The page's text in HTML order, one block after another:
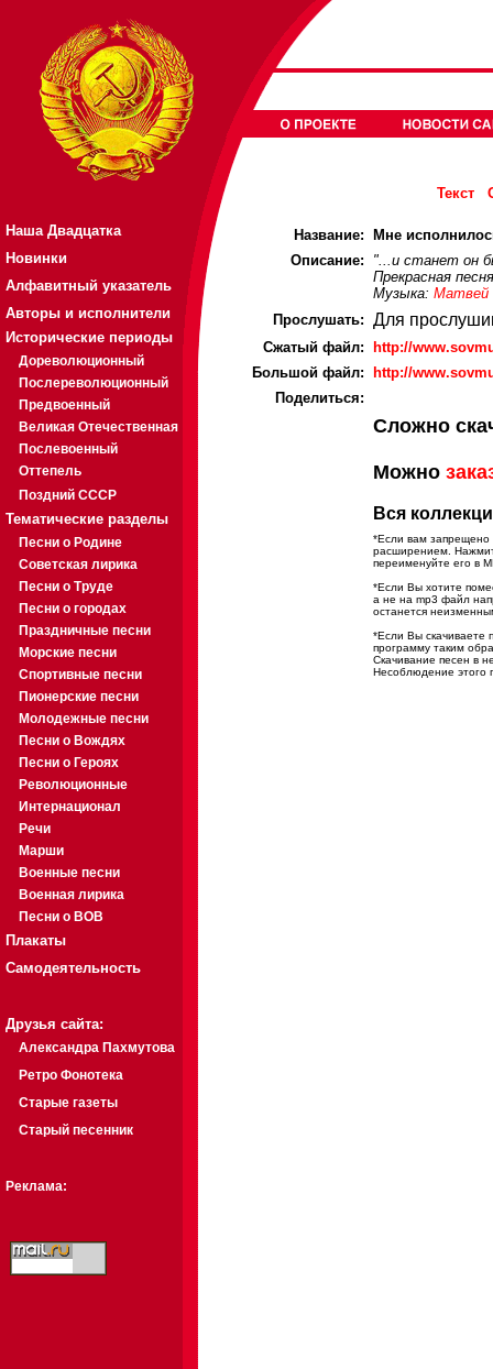
Наша Двадцатка
Новинки
Алфавитный указатель
Авторы и исполнители
Исторические периоды
Дореволюционный
Послереволюционный
Предвоенный
Великая Отечественная
Послевоенный
Оттепель
Поздний СССР
Тематические разделы
Песни о Родине
Советская лирика
Песни о Труде
Песни о городах
Праздничные песни
Морские песни
Спортивные песни
Пионерские песни
Молодежные песни
Песни о Вождях
Песни о Героях
Революционные
Интернационал
Речи
Марши
Военные песни
Военная лирика
Песни о ВОВ
Плакаты
Самодеятельность
Друзья сайта:
Александра Пахмутова
Ретро Фонотека
Старые газеты
Старый песенник
Реклама:
Текст
Название:
Мне
Описание:
"...и станет он
Прекрасная
Музыка: Матвей
Прослушать: Для
Cжатый файл:
http://
Большой файл:
http://
Поделиться:
Сложно
Можно
Вся
*Если вам запрещено
расширением.
переименуйте его в
*Если Вы хотите
а не на mp3 файл
останется
*Если Вы скачиваете
программу таким
Скачивание песен в
Несоблюдение этого